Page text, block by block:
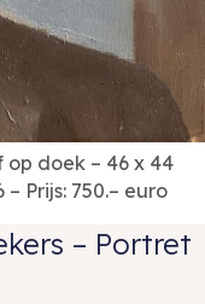
op doek – 46 x 44
Prijs: 750.– euro
– Portret